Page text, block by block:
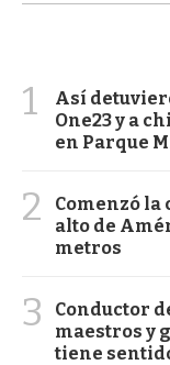
1
Así
One23 y a
en Parque
2
Comenzó
alto de
metros
3
Conductor
maestros y
tiene